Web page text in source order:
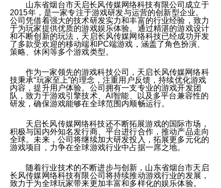
山东省烟台市天启长风传媒网络科技有限公司成立于
2015年，是一家专注于游戏研发与运营的创新型企业。
公司凭借着强大的技术研发实力和丰富的行业经验，致力
于为玩家提供优质的游戏娱乐体验。通过精湛的游戏设计
和不断创新的玩法，天启长风传媒网络科技已经成功开发
了多款受欢迎的移动端和PC端游戏，涵盖了角色扮演、
策略、休闲等多个游戏类型。
作为一家领先的游戏科技公司，天启长风传媒网络科
技秉承“玩家至上”的理念，注重用户反馈，持续优化游戏
内容，提升用户体验。公司拥有一支专业的游戏开发团
队，致力于游戏引擎技术、AI智能、以及多平台兼容性的
研发，确保游戏能够在全球范围内顺畅运行。
天启长风传媒网络科技还不断拓展游戏的国际市场，
积极与国内外知名发行商、平台进行合作，推动产品走向
全球。未来，公司将继续加大研发投入，拓展更多元化的
游戏项目，力争在全球游戏行业中占据一席之地。
随着行业技术的不断进步与创新，山东省烟台市天启
长风传媒网络科技有限公司将持续推动游戏行业的发展，
致力于为全球玩家带来更加丰富和多样化的娱乐体验。